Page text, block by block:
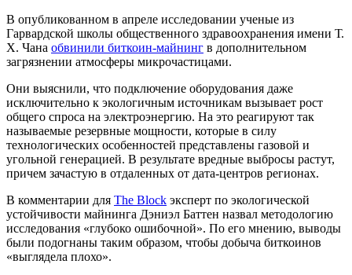
В опубликованном в апреле исследовании ученые из
Гарвардской школы общественного здравоохранения имени Т.
Х. Чана обвинили биткоин-майнинг в дополнительном
загрязнении атмосферы микрочастицами.
Они выяснили, что подключение оборудования даже
исключительно к экологичным источникам вызывает рост
общего спроса на электроэнергию. На это реагируют так
называемые резервные мощности, которые в силу
технологических особенностей представлены газовой и
угольной генерацией. В результате вредные выбросы растут,
причем зачастую в отдаленных от дата-центров регионах.
В комментарии для The Block эксперт по экологической
устойчивости майнинга Дэниэл Баттен назвал методологию
исследования «глубоко ошибочной». По его мнению, выводы
были подогнаны таким образом, чтобы добыча биткоинов
«выглядела плохо».